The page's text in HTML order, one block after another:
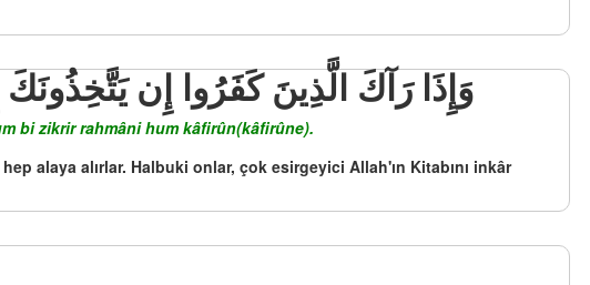
وَإِذَا رَآكَ الَّذِينَ كَفَرُوا إِن
bi zikrir rahmâni hum kâfirûn(kâfirûne).
alaya alırlar. Halbuki onlar, çok esirgeyici Allah'ın Kitabını inkâr